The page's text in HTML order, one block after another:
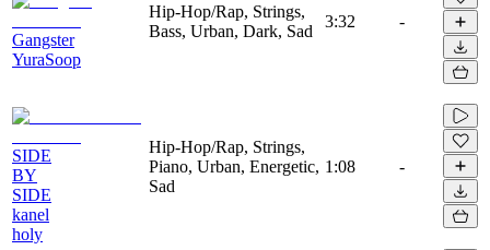
Gangster
YuraSoop
Hip-Hop/Rap, Strings,
Bass, Urban, Dark, Sad
3:32 -
SIDE
BY
SIDE
kanel
holy
Hip-Hop/Rap, Strings,
Piano, Urban, Energetic,
Sad
1:08 -